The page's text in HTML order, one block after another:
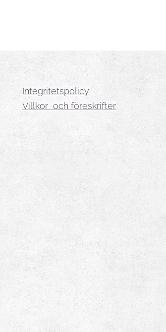
Integritetspolicy
Villkor och föreskrifter